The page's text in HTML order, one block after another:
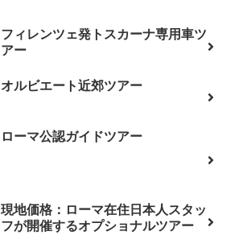
フィレンツェ発トスカーナ専用車ツ
アー
オルビエート近郊ツアー
ローマ公認ガイドツアー
現地価格：ローマ在住日本人スタッ
フが開催するオプショナルツアー